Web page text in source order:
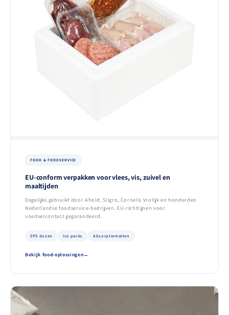
FOOD & FOODSERVICE
EU-conform verpakken voor vlees, vis, zuivel en
maaltijden
Dagelijks gebruikt door Ahold, Sligro, Cornelis Vrolijk en honderden
Nederlandse foodservice-bedrijven. EU-richtlijnen voor
voedselcontact gegarandeerd.
EPS dozen Ice packs Absorptiematten
Bekijk food-oplossingen